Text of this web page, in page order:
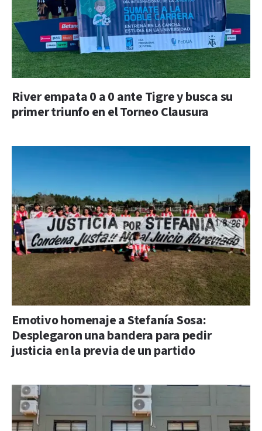
River empata 0 a 0 ante Tigre y busca su
primer triunfo en el Torneo Clausura
Emotivo homenaje a Stefanía Sosa:
Desplegaron una bandera para pedir
justicia en la previa de un partido